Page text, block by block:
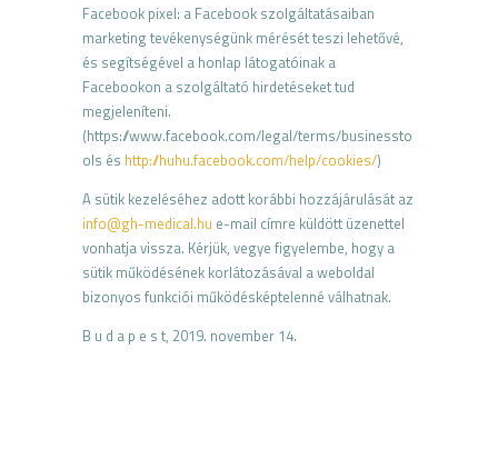
Facebook pixel: a Facebook szolgáltatásaiban
marketing tevékenységünk mérését teszi lehetővé,
és segítségével a honlap látogatóinak a
Facebookon a szolgáltató hirdetéseket tud
megjeleníteni.
(https://www.facebook.com/legal/terms/businessto
ols és http://huhu.facebook.com/help/cookies/)
A sütik kezeléséhez adott korábbi hozzájárulását az
info@gh-medical.hu e-mail címre küldött üzenettel
vonhatja vissza. Kérjük, vegye figyelembe, hogy a
sütik működésének korlátozásával a weboldal
bizonyos funkciói működésképtelenné válhatnak.
B u d a p e s t, 2019. november 14.